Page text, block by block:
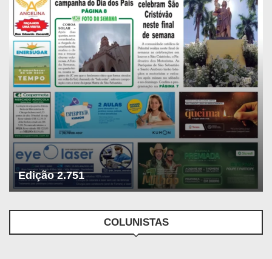
Edição 2.751
COLUNISTAS